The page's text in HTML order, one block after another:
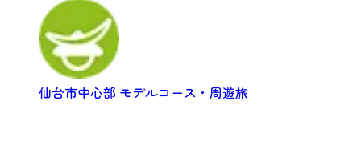
仙台市中心部 モデルコース・周遊旅